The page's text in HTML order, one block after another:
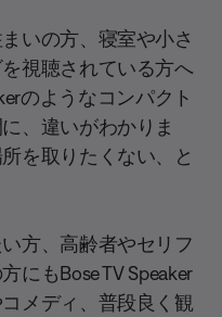
いの方、寝室や小さ
視聴されている方へ
のようなコンパクト
、違いがわかりま
を取りたくない、と
方、高齢者やセリフ
にもBose TV Speaker
メディ、普段良く観